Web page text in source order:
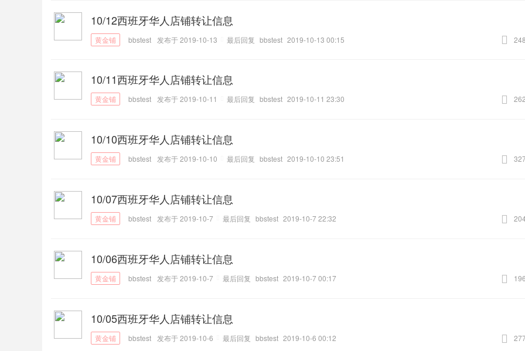
10/12西班牙华人店铺转让信息
bbstest 发布于 2019-10-13 最后回复 bbstest 2019-10-13 00:15
10/11西班牙华人店铺转让信息
bbstest 发布于 2019-10-11 最后回复 bbstest 2019-10-11 23:30
10/10西班牙华人店铺转让信息
bbstest 发布于 2019-10-10 最后回复 bbstest 2019-10-10 23:51
10/07西班牙华人店铺转让信息
bbstest 发布于 2019-10-7 最后回复 bbstest 2019-10-7 22:32
10/06西班牙华人店铺转让信息
bbstest 发布于 2019-10-7 最后回复 bbstest 2019-10-7 00:17
10/05西班牙华人店铺转让信息
bbstest 发布于 2019-10-6 最后回复 bbstest 2019-10-6 00:12